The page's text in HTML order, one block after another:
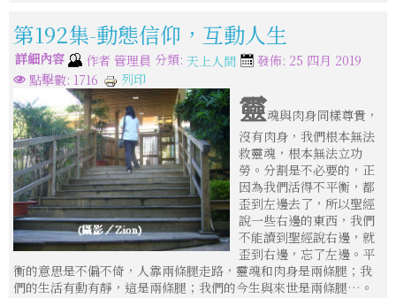
第192集-動態信仰，互動人生
詳細內容 作者 管理員 分類: 天上人間
發佈: 25 四月 2019
點擊數: 1716
列印
靈魂與肉身同樣尊貴，
沒有肉身，我們根本無法
救靈魂，根本無法立功
勞。分割是不必要的，正
因為我們活得不平衡，都
歪到左邊去了，所以聖經
說一些右邊的東西，我們
不能讀到聖經說右邊，就
歪到右邊，忘了左邊。平
衡的意思是不偏不倚，人靠兩條腿走路，靈魂和肉身是兩條腿；我
們的生活有動有靜，這是兩條腿；我們的今生與來世是兩條腿…。